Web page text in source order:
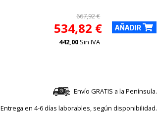
667,92 €
534,82 €
442,00 Sin IVA
Envío GRATIS a la Península.
Entrega en 4-6 días laborables, según disponibilidad.